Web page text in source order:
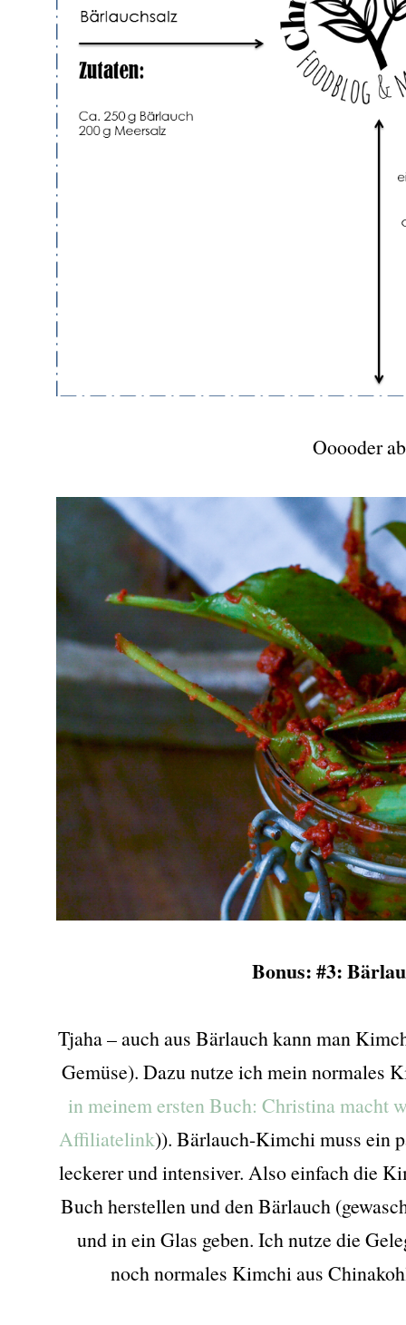
Ooooder
Bonus: #3:
Tjaha – auch aus Bärlauch kann man
Gemüse). Dazu nutze ich mein normales
in meinem ersten Buch: Christina macht
Affiliatelink)). Bärlauch-Kimchi muss ein
leckerer und intensiver. Also einfach die
Buch herstellen und den Bärlauch
und in ein Glas geben. Ich nutze die
noch normales Kimchi aus